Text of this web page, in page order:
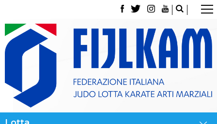
La Federazione
Tesseramento
Contatti
Norme e modulistica Affiliazioni e Tesseramenti
Classifica Società Sportive con più di 100 atleti
tesserati
Giustizia Sportiva